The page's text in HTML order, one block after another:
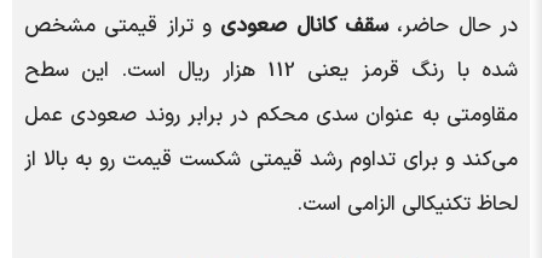
در حال حاضر،سقف کانال صعودی و تراز قیمتی مشخص
شده با رنگ قرمز یعنی 112 هزار ریال است. این سطح
مقاومتی به عنوان سدی محکم در برابر روند صعودی عمل
می‌کند و برای تداوم رشد قیمتی شکست قیمت رو به بالا از
لحاظ تکنیکالی الزامی است.